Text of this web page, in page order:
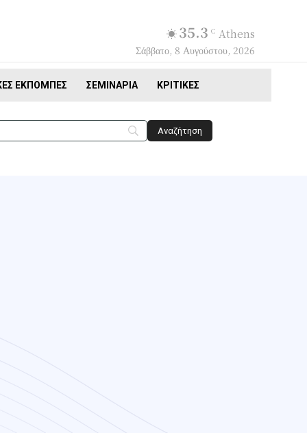
35.3 C Athens
Σάββατο, 8 Αυγούστου, 2026
ΕΚΠΟΜΠΈΣ ΣΕΜΙΝΆΡΙΑ ΚΡΙΤΙΚΈΣ